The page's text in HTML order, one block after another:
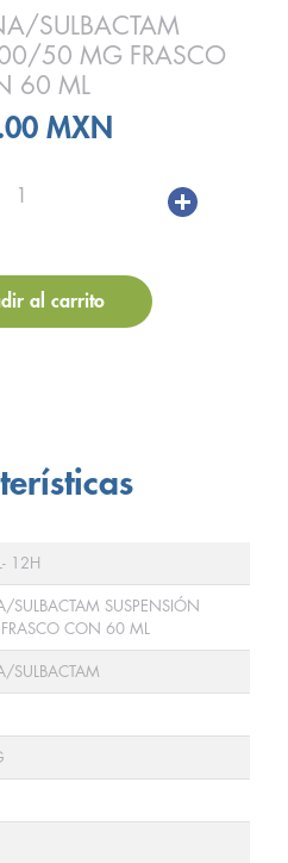
SULBACTAM
50 MG FRASCO
60 ML
MXN
1
al carrito
12H
SULBACTAM SUSPENSIÓN
CON 60 ML
SULBACTAM